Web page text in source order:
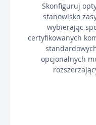
Skonfiguruj
stanowisko
wybierając
certyfikowanych
opcjonalnych